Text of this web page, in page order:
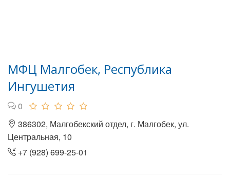
МФЦ Малгобек, Республика
Ингушетия
0
386302, Малгобекский отдел, г. Малгобек, ул.
Центральная, 10
+7 (928) 699-25-01